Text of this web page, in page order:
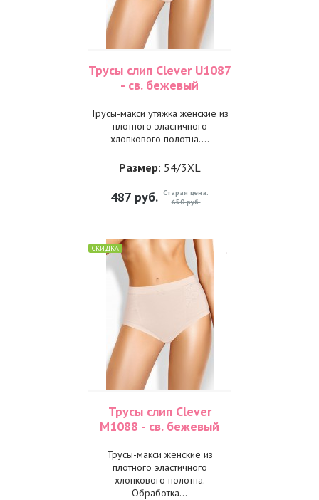
Трусы слип Clever U1087
- св. бежевый
Трусы-макси утяжка женские из
плотного эластичного
хлопкового полотна....
Размер: 54/3XL
487 руб. Старая цена:
650 руб.
СКИДКА
Трусы слип Clever
M1088 - св. бежевый
Трусы-макси женские из
плотного эластичного
хлопкового полотна.
Обработка...